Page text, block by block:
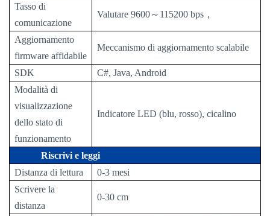
Tasso di
comunicazione
Valutare 9600～ 115200 bps ，
Aggiornamento
firmware affidabile
Meccanismo di aggiornamento scalabile
SDK
C#, Java, Android
Modalità di
visualizzazione
dello stato di
funzionamento
Indicatore LED (blu, rosso), cicalino
Riscrivi e leggi
Distanza di lettura
0-3 mesi
Scrivere la
distanza
0-30 cm